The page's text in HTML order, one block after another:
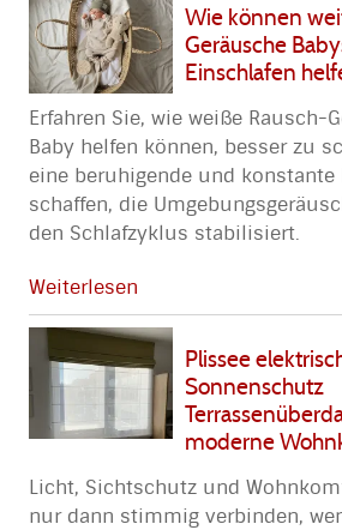
Wie können
Geräusche
Einschlafen
Erfahren Sie, wie weiße Rausch-
Baby helfen können, besser zu
eine beruhigende und
schaffen, die
den Schlafzyklus stabilisiert.
Weiterlesen
Plissee
Sonnenschutz
moderne
Licht, Sichtschutz und
nur dann stimmig verbinden,